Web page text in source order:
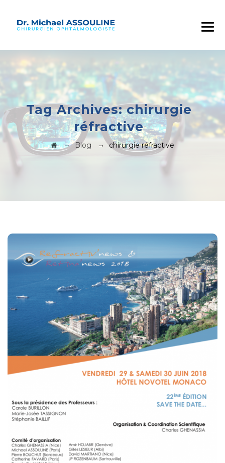
Tag Archives:chirurgie
réfractive
→Blog →chirurgie réfractive